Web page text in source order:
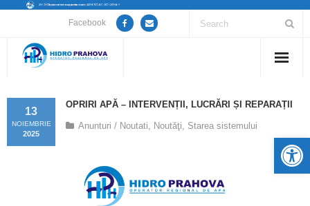
Facebook
Despre noi
OPRIRI APĂ – INTERVENȚII, LUCRĂRI ȘI REPARAȚII
13
NOIEMBRIE
2025
Anunturi / Noutati, Noutăţi, Starea sistemului